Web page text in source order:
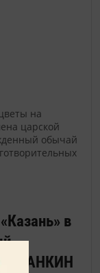
на
царской
обычай
в
ЛАНКИН